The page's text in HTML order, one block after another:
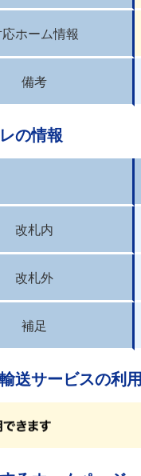
応ホーム情報
備考
レの情報
改札内
改札外
補足
送サービスの利用